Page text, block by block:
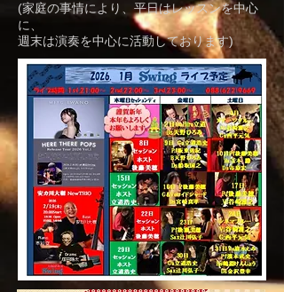
(家庭の事情により、平日はレッスンを中心
に、
週末は演奏を中心に活動しております)